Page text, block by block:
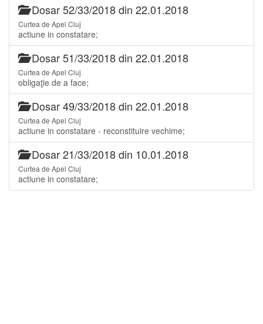
Dosar 52/33/2018 din 22.01.2018
Curtea de Apel Cluj
actiune in constatare;
Dosar 51/33/2018 din 22.01.2018
Curtea de Apel Cluj
obligaţie de a face;
Dosar 49/33/2018 din 22.01.2018
Curtea de Apel Cluj
actiune in constatare - reconstituire vechime;
Dosar 21/33/2018 din 10.01.2018
Curtea de Apel Cluj
actiune in constatare;